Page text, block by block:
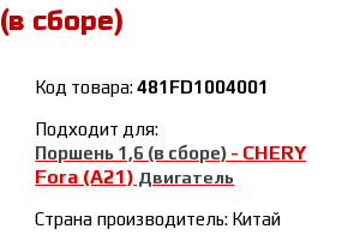
сборе)
Код товара:481FD1004001
Подходит для:
Поршень 1,6 (в сборе) - CHERY
Fora (A21) Двигатель
Страна производитель: Китай